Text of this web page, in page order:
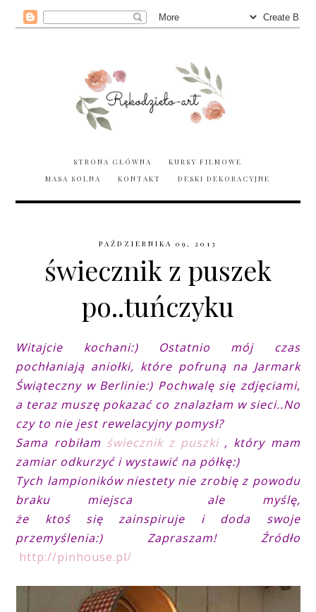
STRONA GŁÓWNA
KURSY FILMOWE
MASA SOLNA
KONTAKT DESKI DEKORACYJNE
PAŹDZIERNIKA 09, 2013
świecznik z puszek
po..tuńczyku
Witajcie kochani:) Ostatnio mój czas
pochłaniają aniołki, które pofruną na Jarmark
Świąteczny w Berlinie:) Pochwalę się zdjęciami,
a teraz muszę pokazać co znalazłam w sieci..No
czy to nie jest rewelacyjny pomysł?
Sama robiłam świecznik z puszki, który mam
zamiar odkurzyć i wystawić na półkę:)
Tych lampioników niestety nie zrobię z powodu
braku miejsca ale myślę,
że ktoś się zainspiruje i doda swoje
przemyślenia:) Zapraszam! Źródło
http://pinhouse.pl/